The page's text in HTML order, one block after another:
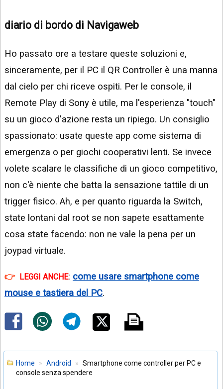
diario di bordo di Navigaweb
Ho passato ore a testare queste soluzioni e,
sinceramente, per il PC il QR Controller è una manna
dal cielo per chi riceve ospiti. Per le console, il
Remote Play di Sony è utile, ma l'esperienza "touch"
su un gioco d'azione resta un ripiego. Un consiglio
spassionato: usate queste app come sistema di
emergenza o per giochi cooperativi lenti. Se invece
volete scalare le classifiche di un gioco competitivo,
non c'è niente che batta la sensazione tattile di un
trigger fisico. Ah, e per quanto riguarda la Switch,
state lontani dal root se non sapete esattamente
cosa state facendo: non ne vale la pena per un
joypad virtuale.
LEGGI ANCHE: come usare smartphone come
mouse e tastiera del PC.
Home Android
Smartphone come controller per PC e
console senza spendere